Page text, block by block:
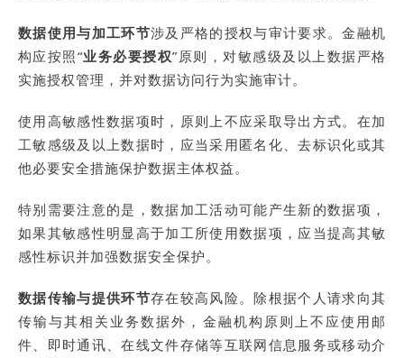
数据使用与加工环节涉及严格的授权与审计要求。金融机
构应按照“业务必要授权”原则，对敏感级及以上数据严格
实施授权管理，并对数据访问行为实施审计。
使用高敏感性数据项时，原则上不应采取导出方式。在加
工敏感级及以上数据时，应当采用匿名化、去标识化或其
他必要安全措施保护数据主体权益。
特别需要注意的是，数据加工活动可能产生新的数据项，
如果其敏感性明显高于加工所使用数据项，应当提高其敏
感性标识并加强数据安全保护。
数据传输与提供环节存在较高风险。除根据个人请求向其
传输与其相关业务数据外，金融机构原则上不应使用邮
件、即时通讯、在线文件存储等互联网信息服务或移动介